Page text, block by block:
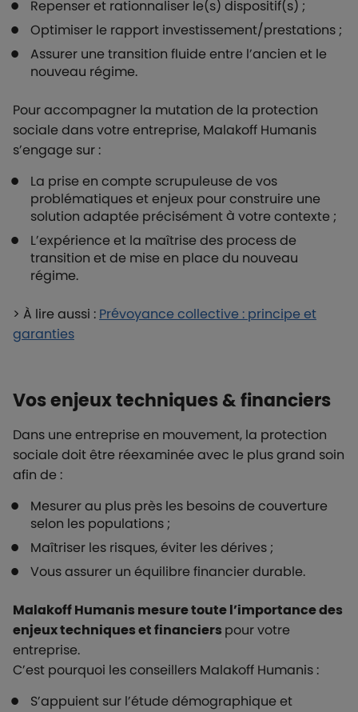
Repenser et rationnaliser le(s) dispositif(s) ;
Optimiser le rapport investissement/prestations ;
Assurer une transition fluide entre l’ancien et le
nouveau régime.
Pour accompagner la mutation de la protection
sociale dans votre entreprise, Malakoff Humanis
s’engage sur :
La prise en compte scrupuleuse de vos
problématiques et enjeux pour construire une
solution adaptée précisément à votre contexte ;
L’expérience et la maîtrise des process de
transition et de mise en place du nouveau
régime.
> À lire aussi : Prévoyance collective : principe et
garanties
Vos enjeux techniques & financiers
Dans une entreprise en mouvement, la protection
sociale doit être réexaminée avec le plus grand soin
afin de :
Mesurer au plus près les besoins de couverture
selon les populations ;
Maîtriser les risques, éviter les dérives ;
Vous assurer un équilibre financier durable.
Malakoff Humanis mesure toute l’importance des
enjeux techniques et financiers pour votre
entreprise.
C’est pourquoi les conseillers Malakoff Humanis :
S’appuient sur l’étude démographique et